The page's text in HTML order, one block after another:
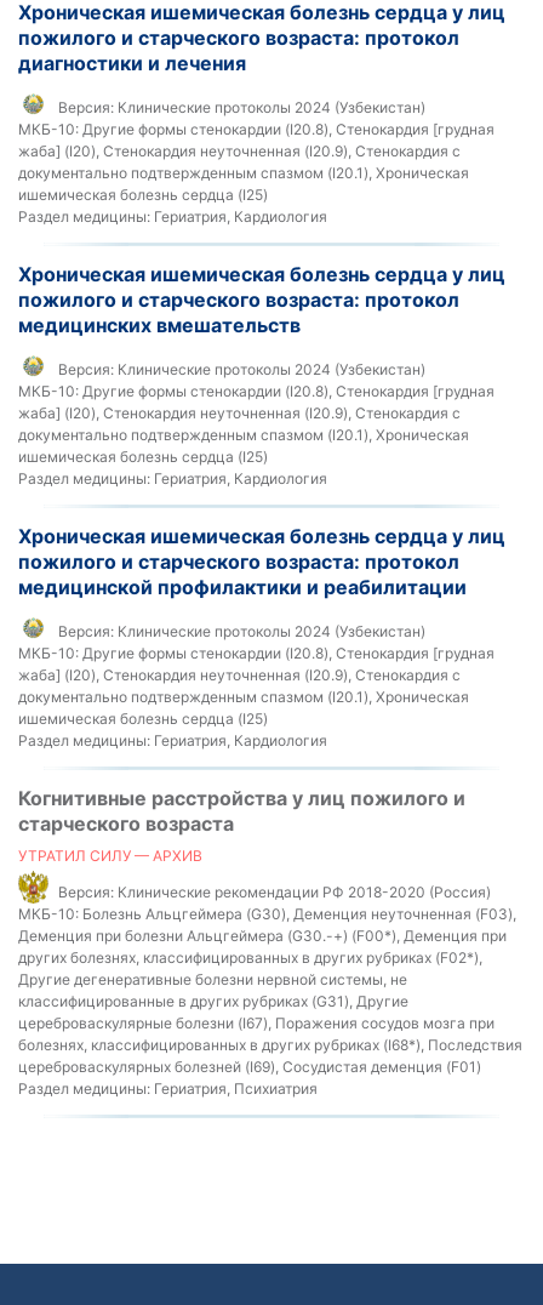
Хроническая ишемическая болезнь сердца у лиц
пожилого и старческого возраста: протокол
диагностики и лечения
Версия: Клинические протоколы 2024 (Узбекистан)
МКБ-10: Другие формы стенокардии (I20.8), Стенокардия [грудная
жаба] (I20), Стенокардия неуточненная (I20.9), Стенокардия с
документально подтвержденным спазмом (I20.1), Хроническая
ишемическая болезнь сердца (I25)
Раздел медицины: Гериатрия, Кардиология
Хроническая ишемическая болезнь сердца у лиц
пожилого и старческого возраста: протокол
медицинских вмешательств
Версия: Клинические протоколы 2024 (Узбекистан)
МКБ-10: Другие формы стенокардии (I20.8), Стенокардия [грудная
жаба] (I20), Стенокардия неуточненная (I20.9), Стенокардия с
документально подтвержденным спазмом (I20.1), Хроническая
ишемическая болезнь сердца (I25)
Раздел медицины: Гериатрия, Кардиология
Хроническая ишемическая болезнь сердца у лиц
пожилого и старческого возраста: протокол
медицинской профилактики и реабилитации
Версия: Клинические протоколы 2024 (Узбекистан)
МКБ-10: Другие формы стенокардии (I20.8), Стенокардия [грудная
жаба] (I20), Стенокардия неуточненная (I20.9), Стенокардия с
документально подтвержденным спазмом (I20.1), Хроническая
ишемическая болезнь сердца (I25)
Раздел медицины: Гериатрия, Кардиология
Когнитивные расстройства у лиц пожилого и
старческого возраста
УТРАТИЛ СИЛУ — АРХИВ
Версия: Клинические рекомендации РФ 2018-2020 (Россия)
МКБ-10: Болезнь Альцгеймера (G30), Деменция неуточненная (F03),
Деменция при болезни Альцгеймера (G30.-+) (F00*), Деменция при
других болезнях, классифицированных в других рубриках (F02*),
Другие дегенеративные болезни нервной системы, не
классифицированные в других рубриках (G31), Другие
цереброваскулярные болезни (I67), Поражения сосудов мозга при
болезнях, классифицированных в других рубриках (I68*), Последствия
цереброваскулярных болезней (I69), Сосудистая деменция (F01)
Раздел медицины: Гериатрия, Психиатрия